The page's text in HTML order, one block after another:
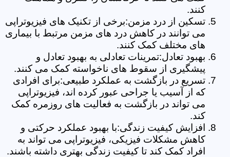
کنند.
تسکین از درد مزمن:برخی از تکنیک های فیزیوتراپی
می توانند در کاهش درد های مزمن مرتبط با بیماری
های مختلف کمک کنند.
بهبود تعادل:تمرینات تعادلی به بهبود تعادل و
پیشگیری از سقوط های ناخواسته کمک می کنند.
تسریع در بازگشت به عملکرد طبیعی:برای افرادی
که از آسیب یا جراحی عبور کرده اند، فیزیوتراپی
می تواند در بازگشت به فعالیت های روزمره کمک
کند.
افزایش کیفیت زندگی:با بهبود عملکرد حرکتی و
کاهش مشکلات فیزیکی، فیزیوتراپی می تواند به
افراد کمک کند تا کیفیت زندگی بهتری داشته باشند.